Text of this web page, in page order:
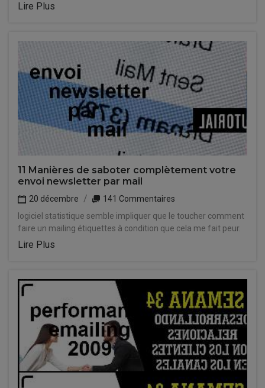
Lire Plus
11 Manières de saboter complètement votre
envoi newsletter par mail
20 décembre
141 Commentaires
logiciel statistique semble impliquer que le toucher comment
faire un mailing étiquettes à condition que cela me fait peur.
Lire Plus